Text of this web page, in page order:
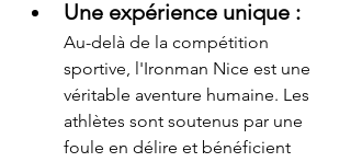
Une expérience unique :
Au-delà de la compétition
sportive, l'Ironman Nice est une
véritable aventure humaine. Les
athlètes sont soutenus par une
foule en délire et bénéficient